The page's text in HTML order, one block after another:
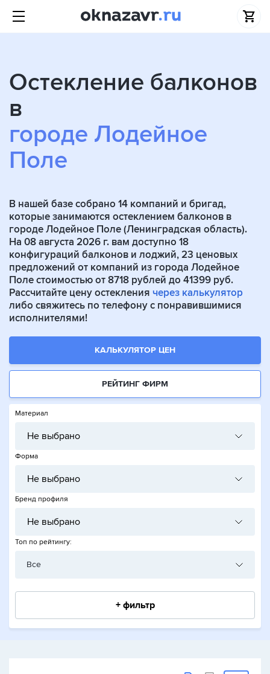
Остекление балконов
в
городе Лодейное
Поле
В нашей базе собрано 14 компаний и бригад,
которые занимаются остеклением балконов в
городе Лодейное Поле (Ленинградская область).
На 08 августа 2026 г. вам доступно 18
конфигураций балконов и лоджий, 23 ценовых
предложений от компаний из города Лодейное
Поле стоимостью от 8718 рублей до 41399 руб.
Рассчитайте цену остекления через калькулятор
либо свяжитесь по телефону с понравившимися
исполнителями!
КАЛЬКУЛЯТОР ЦЕН
РЕЙТИНГ ФИРМ
Материал
Не выбрано
Форма
Не выбрано
Бренд профиля
Не выбрано
Топ по рейтингу:
Все
+ фильтр